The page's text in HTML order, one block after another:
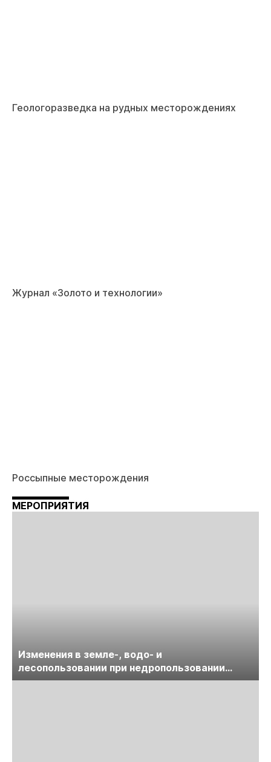
Геологоразведка на рудных месторождениях
Журнал «Золото и технологии»
Россыпные месторождения
МЕРОПРИЯТИЯ
Изменения в земле-, водо- и
лесопользовании при недропользовании
обсудят на семинаре «ПравоТЭК»